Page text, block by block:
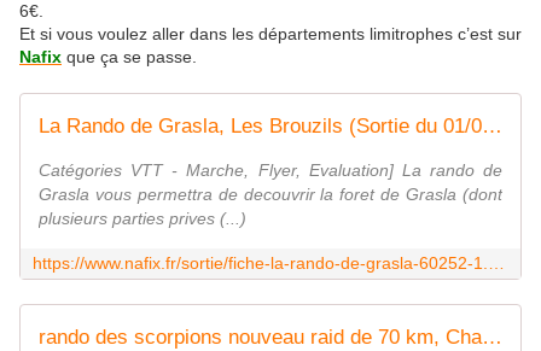
6€.
Et si vous voulez aller dans les départements limitrophes c’est sur
Nafix que ça se passe.
La Rando de Grasla, Les Brouzils (Sortie du 01/09/2019 / Ref. : 60252)
Catégories VTT - Marche, Flyer, Evaluation] La rando de
Grasla vous permettra de decouvrir la foret de Grasla (dont
plusieurs parties prives (...)
rando des scorpions nouveau raid de 70 km, Chantonnay ST Philbert du pont Charrault (Sortie du 01/09/2019 / Ref. : 60641)